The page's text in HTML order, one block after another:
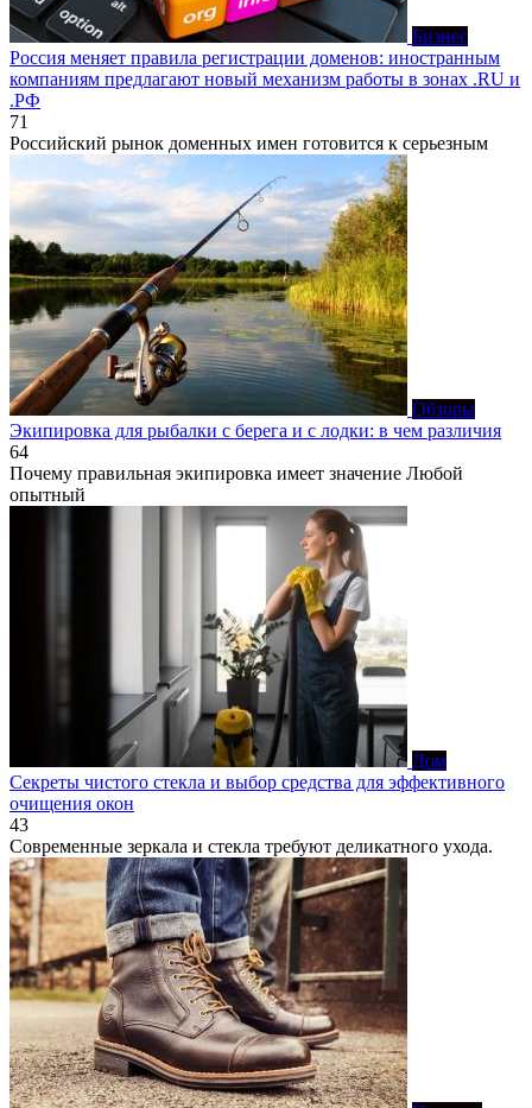
Бизнес
Россия меняет правила регистрации доменов: иностранным
компаниям предлагают новый механизм работы в зонах .RU и
.РФ
71
Российский рынок доменных имен готовится к серьезным
Обзоры
Экипировка для рыбалки с берега и с лодки: в чем различия
64
Почему правильная экипировка имеет значение Любой
опытный
Дом
Секреты чистого стекла и выбор средства для эффективного
очищения окон
43
Современные зеркала и стекла требуют деликатного ухода.